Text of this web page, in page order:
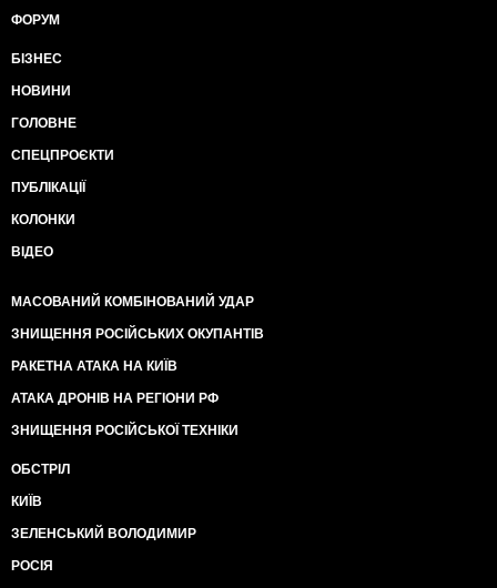
ФОРУМ
БІЗНЕС
НОВИНИ
ГОЛОВНЕ
СПЕЦПРОЄКТИ
ПУБЛІКАЦІЇ
КОЛОНКИ
ВІДЕО
МАСОВАНИЙ КОМБІНОВАНИЙ УДАР
ЗНИЩЕННЯ РОСІЙСЬКИХ ОКУПАНТІВ
РАКЕТНА АТАКА НА КИЇВ
АТАКА ДРОНІВ НА РЕГІОНИ РФ
ЗНИЩЕННЯ РОСІЙСЬКОЇ ТЕХНІКИ
ОБСТРІЛ
КИЇВ
ЗЕЛЕНСЬКИЙ ВОЛОДИМИР
РОСІЯ